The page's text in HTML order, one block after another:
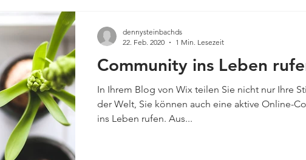
Community ins Leben
In Ihrem Blog von Wix teilen Sie nicht nur Ihre
der Welt, Sie können auch eine aktive Online-
ins Leben rufen. Aus...
dennysteinbachds
22. Feb. 2020
1 Min. Lesezeit